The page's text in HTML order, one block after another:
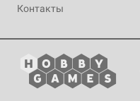
Контакты